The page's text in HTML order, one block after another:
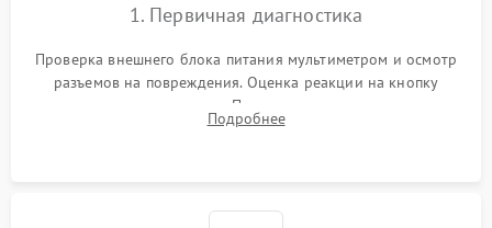
1. Первичная диагностика
Проверка внешнего блока питания мультиметром и осмотр
разъемов на повреждения. Оценка реакции на кнопку
включения и индикацию. Подключение к монитору для
выявления ошибок POST или отсутствия инициализации.
Подробнее